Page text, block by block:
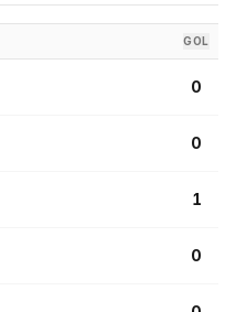
GOL
0
0
1
0